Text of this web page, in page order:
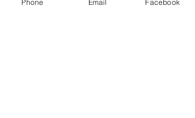
Apellido
Phone Email Facebook